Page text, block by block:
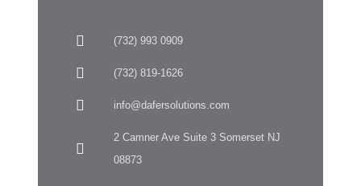
(732) 993 0909
(732) 819-1626
info@dafersolutions.com
2 Camner Ave Suite 3 Somerset NJ
08873